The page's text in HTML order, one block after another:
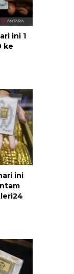
ini 1
ke
ini